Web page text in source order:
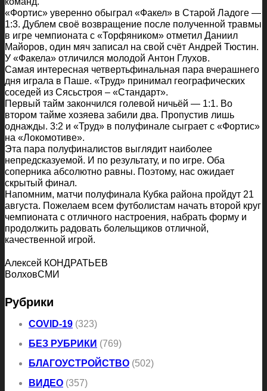
«Фортис» уверенно обыграл «Факел» в Старой Ладоге —
1:3. Дублем своё возвращение после полученной травмы
в игре чемпионата с «Торфяником» отметил Даниил
Майоров, один мяч записал на свой счёт Андрей Тюстин.
У «Факела» отличился молодой Антон Глухов.
Самая интересная четвертьфинальная пара вчерашнего
дня играла в Паше. «Труд» принимал географических
соседей из Сясьстроя – «Стандарт».
Первый тайм закончился голевой ничьёй — 1:1. Во
втором тайме хозяева забили два. Пропустив лишь
однажды. 3:2 и «Труд» в полуфинале сыграет с «Фортис»
на «Локомотиве».
Эта пара полуфиналистов выглядит наиболее
непредсказуемой. И по результату, и по игре. Оба
соперника абсолютно равны. Поэтому, нас ожидает
скрытый финал.
Напомним, матчи полуфинала Кубка района пройдут 21
августа. Пожелаем всем футболистам начать второй круг
чемпионата с отличного настроения, набрать форму и
продолжить радовать болельщиков отличной,
качественной игрой.
Алексей КОНДРАТЬЕВ
ВолховСМИ
Рубрики
COVID-19 (323)
БЕЗ РУБРИКИ (769)
БЛАГОУСТРОЙСТВО (502)
ВИДЕО (357)